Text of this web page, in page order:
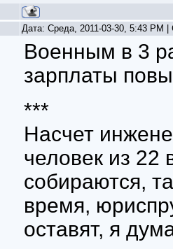
Дата: Среда, 2011-03-30, 5:43 PM
Военным в 3
зарплаты
***
Насчет
человек из 22
собираются,
время,
оставят, я